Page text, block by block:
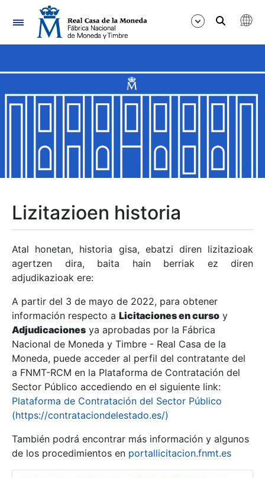
Nabigazioa
Erakutsi/Ezkutatu
Erakutsi/Ezkutatu
Erakutsi/Ezkutatu
Erakutsi/Ezkutatu
Erakutsi/Ezkutatu
Erakutsi/Ezkutatu
Erakutsi/Ezkutatu
Lizitazioen historia
Atal honetan, historia gisa, ebatzi diren lizitazioak
agertzen dira, baita hain berriak ez diren
adjudikazioak ere:
A partir del 3 de mayo de 2022, para obtener
información respecto a Licitaciones en curso y
Adjudicaciones ya aprobadas por la Fábrica
Nacional de Moneda y Timbre - Real Casa de la
Moneda, puede acceder al perfil del contratante del
a FNMT-RCM en la Plataforma de Contratación del
Sector Público accediendo en el siguiente link:
Plataforma de Contratación del Sector Público
(https://contrataciondelestado.es/)
También podrá encontrar más información y algunos
de los procedimientos en portallicitacion.fnmt.es